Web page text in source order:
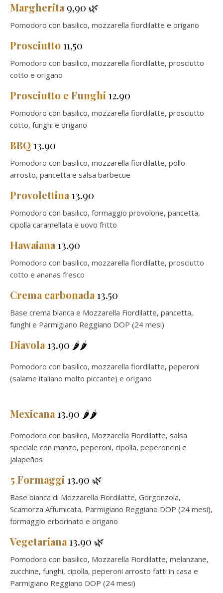
Margherita 9,90 🌿
Pomodoro con basilico, mozzarella fiordilatte e origano
Prosciutto 11,50
Pomodoro con basilico, mozzarella fiordilatte, prosciutto
cotto e origano
Prosciutto e Funghi12.90
Pomodoro con basilico, mozzarella fiordilatte, prosciutto
cotto, funghi e origano
BBQ13.90
Pomodoro con basilico, mozzarella fiordilatte, pollo
arrosto, pancetta e salsa barbecue
Provolettina13.90
Pomodoro con basilico, formaggio provolone, pancetta,
cipolla caramellata e uovo fritto
Hawaiana13.90
Pomodoro con basilico, mozzarella fiordilatte, prosciutto
cotto e ananas fresco
Crema carbonada13.50
Base crema bianca e Mozzarella Fiordilatte, pancetta,
funghi e Parmigiano Reggiano DOP (24 mesi)
Diavola13.90 🌶️🌶️
Pomodoro con basilico, mozzarella fiordilatte, peperoni
(salame italiano molto piccante) e origano
Mexicana13.90 🌶️🌶️
Pomodoro con basilico, Mozzarella Fiordilatte, salsa
speciale con manzo, peperoni, cipolla, peperoncini e
jalapeños
5 Formaggi13.90 🌿
Base bianca di Mozzarella Fiordilatte, Gorgonzola,
Scamorza Affumicata, Parmigiano Reggiano DOP (24 mesi),
formaggio erborinato e origano
Vegetariana13.90 🌿
Pomodoro con basilico, Mozzarella Fiordilatte, melanzane,
zucchine, funghi, cipolla, peperoni arrosto fatti in casa e
Parmigiano Reggiano DOP (24 mesi)